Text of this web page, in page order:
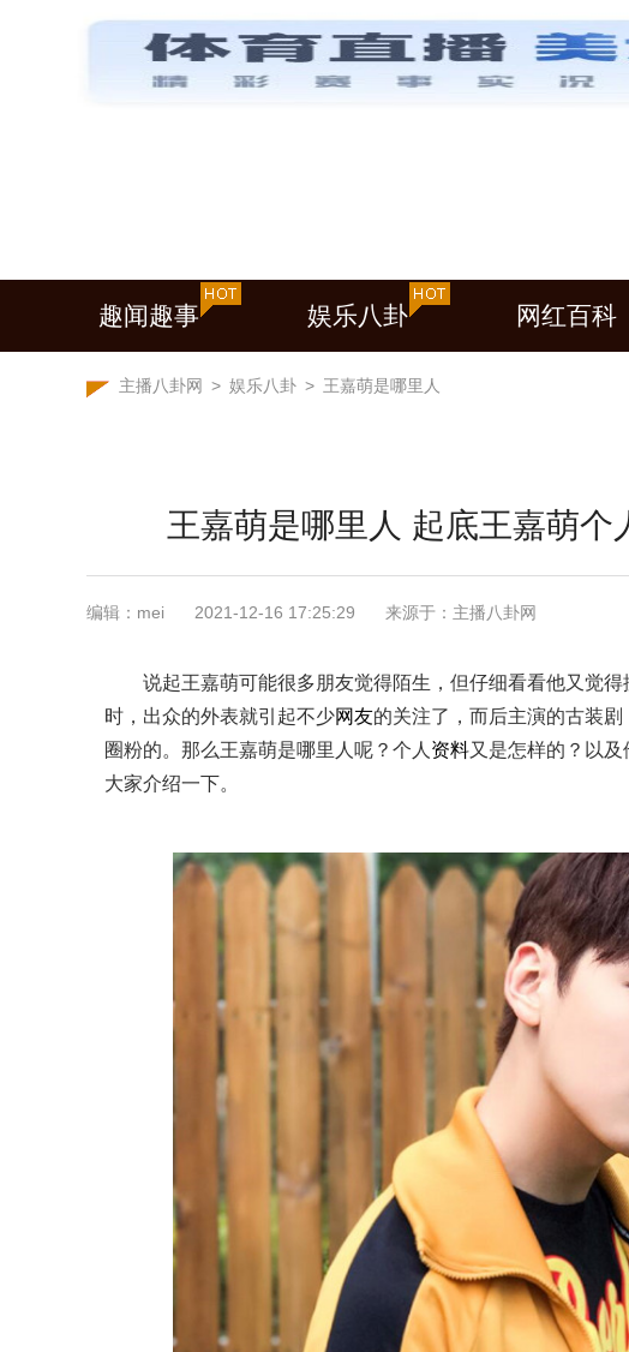
趣闻趣事 娱乐八卦 网红百科
主播八卦网 > 娱乐八卦 > 王嘉萌是哪里人
王嘉萌是哪里人 起底王嘉萌个
编辑：mei 2021-12-16 17:25:29 来源于：主播八卦网
说起王嘉萌可能很多朋友觉得陌生，但仔细看看他又觉得
时，出众的外表就引起不少网友的关注了，而后主演的古装
圈粉的。那么王嘉萌是哪里人呢？个人 资料又是怎样的？以
大家介绍一下。